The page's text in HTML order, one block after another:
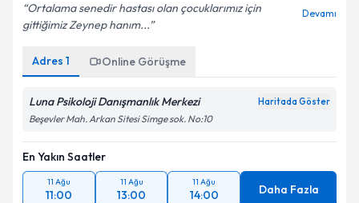
Ortalama senedir hastası olan çocuklarımız için
gittiğimiz Zeynep hanım...
Devamı
Adres 1 Online Görüşme
Luna Psikoloji Danışmanlık Merkezi Haritada Göster
Beşevler Mah. Arkan Sitesi Simge sok. No:10
En Yakın Saatler
11 Ağu
11:00
11 Ağu
13:00
11 Ağu
14:00 Daha Fazla